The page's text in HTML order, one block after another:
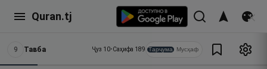
Quran.tj
9 Тавба Ҷуз 10•Саҳифа 189 Тарҷума Мусҳаф